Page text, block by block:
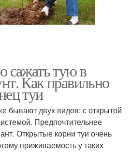
Дачники при посадке
Грядки для посадки
сажать тую в
Как правильно
туи
бывают двух видов: с открытой
Предпочтительнее
Открытые корни туи очень
приживаемость у таких